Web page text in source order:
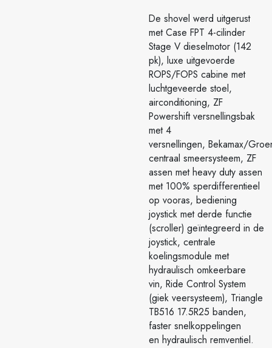
De shovel werd uitgerust
met Case FPT 4-cilinder
Stage V dieselmotor (142
pk), luxe uitgevoerde
ROPS/FOPS cabine met
luchtgeveerde stoel,
airconditioning, ZF
Powershift versnellingsbak
met 4
versnellingen, Bekamax/
centraal smeersysteem, ZF
assen met heavy duty assen
met 100% sperdifferentieel
op vooras, bediening
joystick met derde functie
(scroller) geïntegreerd in de
joystick, centrale
koelingsmodule met
hydraulisch omkeerbare
vin, Ride Control System
(giek veersysteem), Triangle
TB516 17.5R25 banden,
faster snelkoppelingen
en hydraulisch remventiel.